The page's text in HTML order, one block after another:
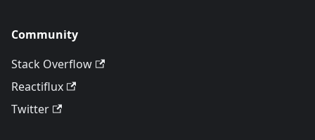
Community
Stack Overflow
Reactiflux
Twitter